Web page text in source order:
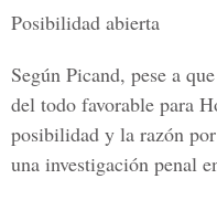
Posibilidad abierta
Según Picand, pese a
del todo favorable para
posibilidad y la razón
una investigación penal